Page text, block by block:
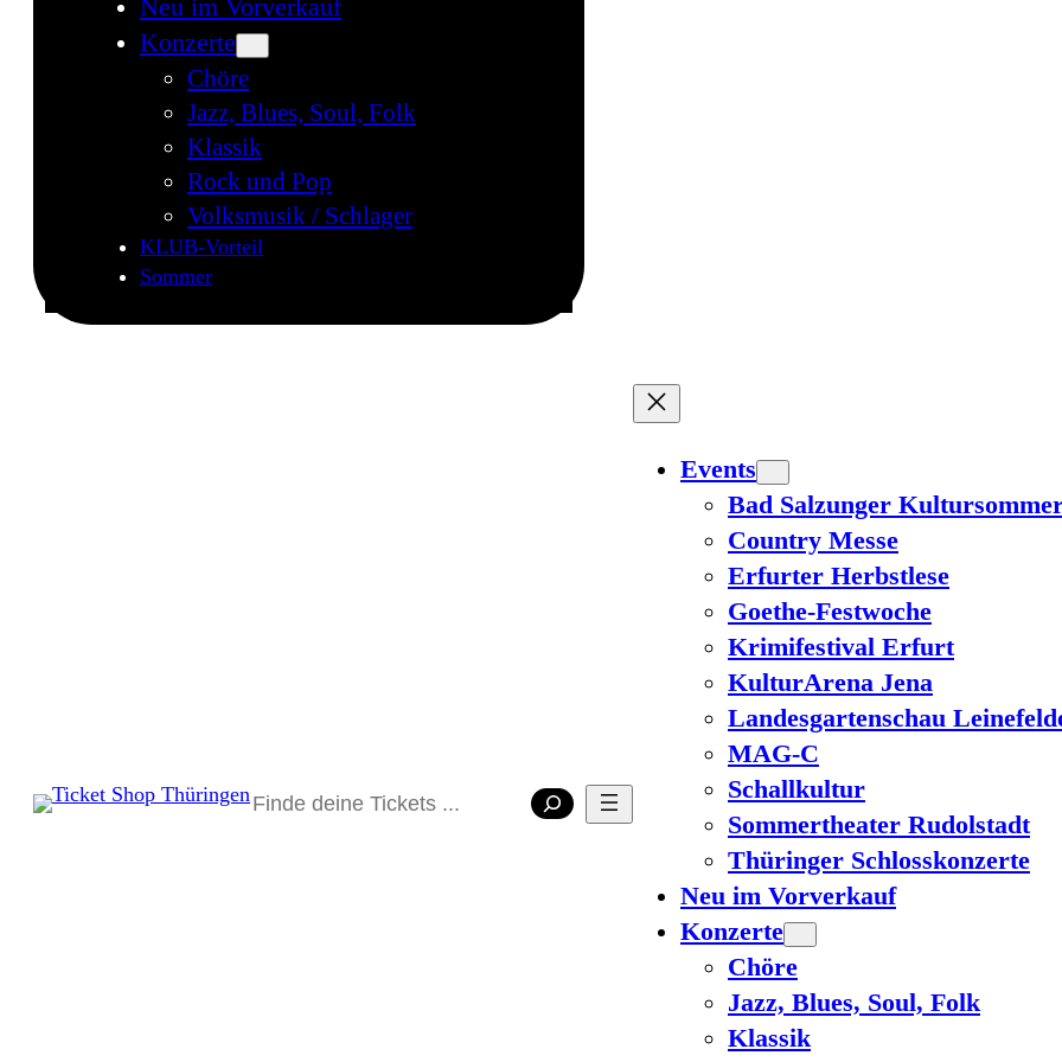
Neu im Vorverkauf
Konzerte
Chöre
Jazz, Blues, Soul, Folk
Klassik
Rock und Pop
Volksmusik / Schlager
KLUB-Vorteil
Sommer
Suchen
Events
Bad Salzunger
Country Messe
Erfurter Herbstlese
Goethe-Festwoche
Krimifestival Erfurt
KulturArena Jena
Landesgartenschau
MAG-C
Schallkultur
Sommertheater Rudolstadt
Thüringer Schlosskonzerte
Neu im Vorverkauf
Konzerte
Chöre
Jazz, Blues, Soul, Folk
Klassik